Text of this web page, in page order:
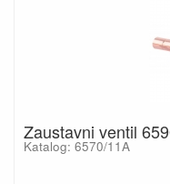
Zaustavni ventil
Katalog: 6570/11A